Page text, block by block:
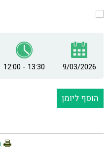
9/03/2026
12:00 - 13:30
הוסף ליומן